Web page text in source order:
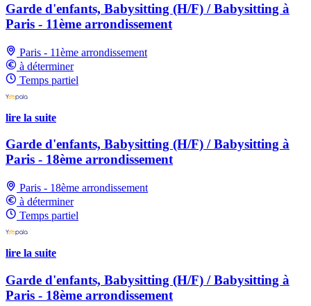
Garde d'enfants, Babysitting (H/F) / Babysitting à
Paris - 11ème arrondissement
Paris - 11ème arrondissement
à déterminer
Temps partiel
lire la suite
Garde d'enfants, Babysitting (H/F) / Babysitting à
Paris - 18ème arrondissement
Paris - 18ème arrondissement
à déterminer
Temps partiel
lire la suite
Garde d'enfants, Babysitting (H/F) / Babysitting à
Paris - 18ème arrondissement